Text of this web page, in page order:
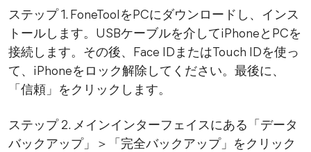
ステップ 1. FoneToolをPCにダウンロードし、インス
トールします。USBケーブルを介してiPhoneとPCを
接続します。その後、Face IDまたはTouch IDを使っ
て、iPhoneをロック解除してください。最後に、
「信頼」をクリックします。
ステップ 2. メインインターフェイスにある「データ
バックアップ」＞「完全バックアップ」をクリック